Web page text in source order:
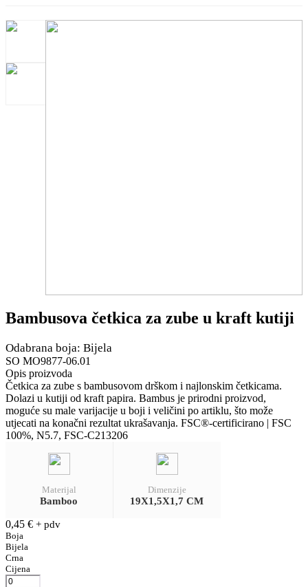
Bambusova četkica za zube u kraft kutiji
Odabrana boja: Bijela
SO MO9877-06.01
Opis proizvoda
Četkica za zube s bambusovom drškom i najlonskim četkicama.
Dolazi u kutiji od kraft papira. Bambus je prirodni proizvod,
moguće su male varijacije u boji i veličini po artiklu, što može
utjecati na konačni rezultat ukrašavanja. FSC®-certificirano | FSC
100%, N5.7, FSC-C213206
Materijal
Bamboo
Dimenzije
19X1,5X1,7 CM
0,45 € + pdv
Boja
Bijela
Crna
Cijena